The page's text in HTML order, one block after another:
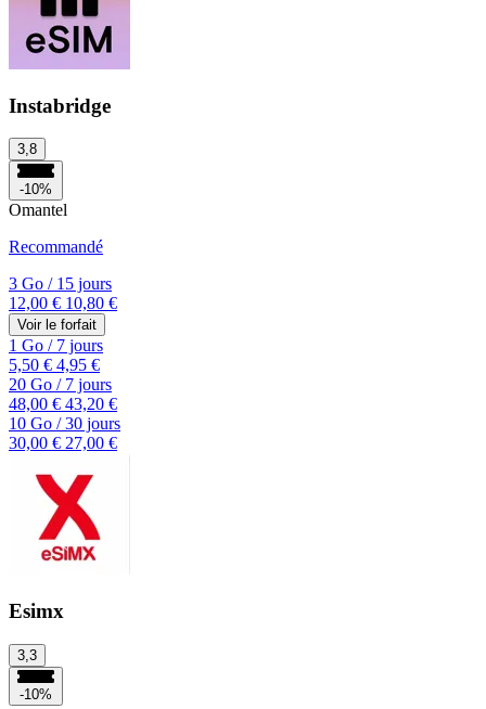
Instabridge
3,8
-10%
Omantel
Recommandé
3 Go /15 jours
12,00 € 10,80 €
Voir le forfait
1 Go /7 jours
5,50 € 4,95 €
20 Go /7 jours
48,00 € 43,20 €
10 Go /30 jours
30,00 € 27,00 €
Esimx
3,3
-10%